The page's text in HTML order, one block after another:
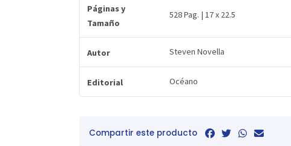
Páginas y
Tamaño
528 Pag. | 17 x 22.5
Autor Steven Novella
Editorial Océano
Compartir este producto